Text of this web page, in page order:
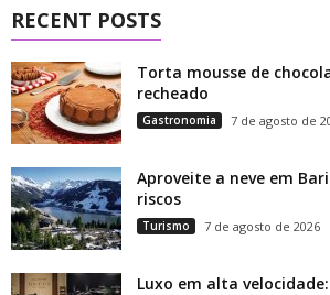
RECENT POSTS
Torta mousse de
recheado
Gastronomia 7 de agosto de
Aproveite a neve em
riscos
Turismo 7 de agosto de 2026
Luxo em alta